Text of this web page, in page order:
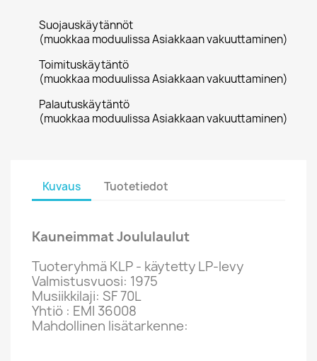
Suojauskäytännöt
(muokkaa moduulissa Asiakkaan vakuuttaminen)
Toimituskäytäntö
(muokkaa moduulissa Asiakkaan vakuuttaminen)
Palautuskäytäntö
(muokkaa moduulissa Asiakkaan vakuuttaminen)
Kuvaus Tuotetiedot
Kauneimmat Joululaulut
Tuoteryhmä KLP - käytetty LP-levy
Valmistusvuosi: 1975
Musiikkilaji: SF 70L
Yhtiö : EMI 36008
Mahdollinen lisätarkenne: